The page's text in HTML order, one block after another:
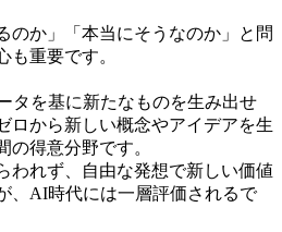
のか」「本当にそうなのか」と問
も重要です。
タを基に新たなものを生み出せ
ロから新しい概念やアイデアを生
の得意分野です。
われず、自由な発想で新しい価値
、AI時代には一層評価されるで